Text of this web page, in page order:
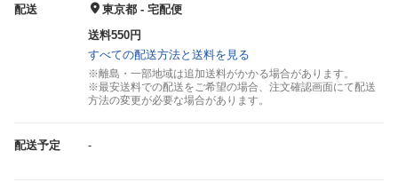
配送
東京都 - 宅配便
送料550円
すべての配送方法と送料を見る
※離島・一部地域は追加送料がかかる場合があります。
※最安送料での配送をご希望の場合、注文確認画面にて配送
方法の変更が必要な場合があります。
配送予定 -